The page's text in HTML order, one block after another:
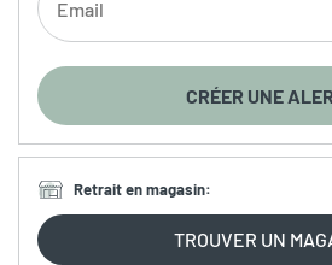
CRÉER UNE
Retrait en magasin:
TROUVER UN